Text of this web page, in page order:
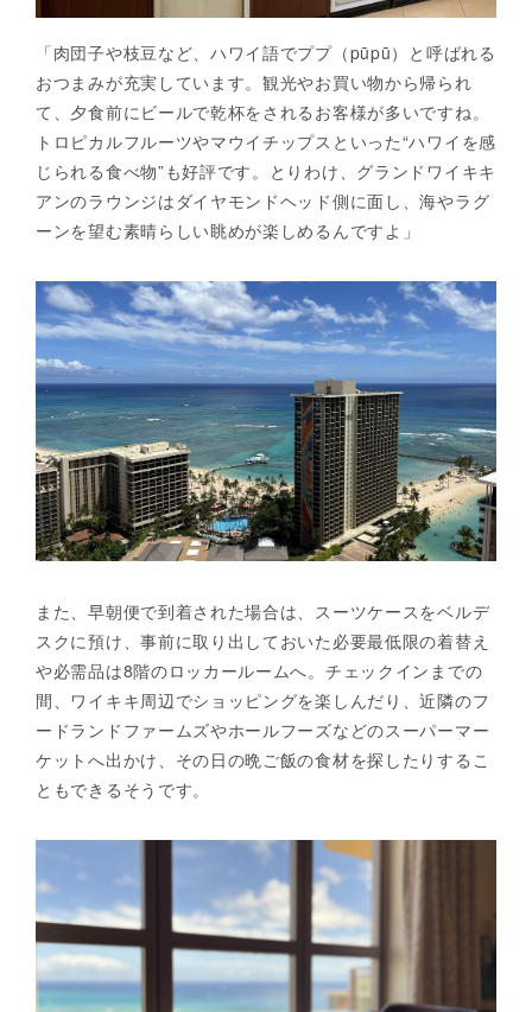
「肉団子や枝豆など、ハワイ語でププ（pūpū）と呼ばれる
おつまみが充実しています。観光やお買い物から帰られ
て、夕食前にビールで乾杯をされるお客様が多いですね。
トロピカルフルーツやマウイチップスといった“ハワイを感
じられる食べ物”も好評です。とりわけ、グランドワイキキ
アンのラウンジはダイヤモンドヘッド側に面し、海やラグ
ーンを望む素晴らしい眺めが楽しめるんですよ」
また、早朝便で到着された場合は、スーツケースをベルデ
スクに預け、事前に取り出しておいた必要最低限の着替え
や必需品は8階のロッカールームへ。チェックインまでの
間、ワイキキ周辺でショッピングを楽しんだり、近隣のフ
ードランドファームズやホールフーズなどのスーパーマー
ケットへ出かけ、その日の晩ご飯の食材を探したりするこ
ともできるそうです。